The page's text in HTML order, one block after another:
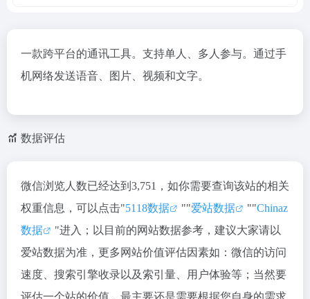
一款跨平台的通讯工具。支持单人、多人参与。通过手
机网络发送语音、图片、视频和文字。
数据评估
微信浏览人数已经达到3,751，如你需要查询该站的相关
权重信息，可以点击"5118数据 ""爱站数据 ""Chinaz
数据
"进入；以目前的网站数据参考，建议大家请以
爱站数据为准，更多网站价值评估因素如：微信的访问
速度、搜索引擎收录以及索引量、用户体验等；当然要
评估一个站的价值，最主要还是需要根据您自身的需求